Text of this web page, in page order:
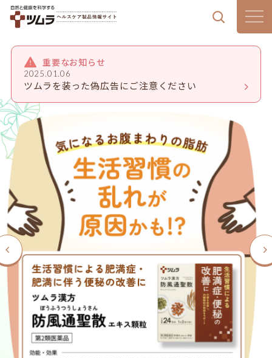
製品情報
漢方通信
漢方のある暮らし
はじめての漢方
気血水チェック
ツムラの想い
企業サイトへ
ヘルスケア製品チャットボット
お問い合わせ
ニュース
English 中文
重要なお知らせ
2025.01.06
ツムラを装った偽広告にご注意ください